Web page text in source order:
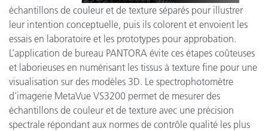
échantillons de couleur et de texture séparés pour illustrer
leur intention conceptuelle, puis ils colorent et envoient les
essais en laboratoire et les prototypes pour approbation.
L’application de bureau PANTORA évite ces étapes coûteuses
et laborieuses en numérisant les tissus à texture fine pour une
visualisation sur des modèles 3D. Le spectrophotomètre
d’imagerie MetaVue VS3200 permet de mesurer des
échantillons de couleur et de texture avec une précision
spectrale répondant aux normes de contrôle qualité les plus